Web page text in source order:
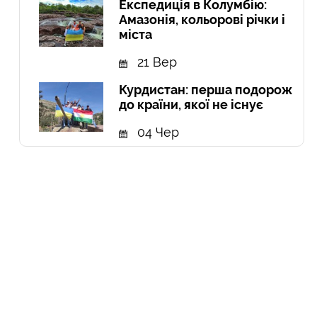
Експедиція в Колумбію:
Амазонія, кольорові річки і
міста
21 Вер
Курдистан: перша подорож
до країни, якої не існує
04 Чер